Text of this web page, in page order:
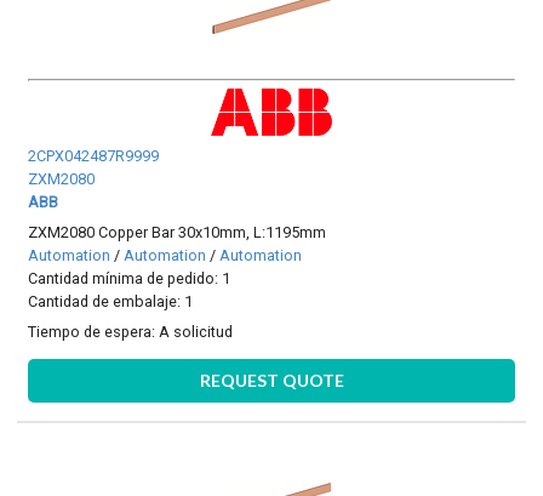
2CPX042487R9999
ZXM2080
ABB
ZXM2080 Copper Bar 30x10mm, L:1195mm
Automation / Automation / Automation
Cantidad mínima de pedido: 1
Cantidad de embalaje: 1
Tiempo de espera:A solicitud
REQUEST QUOTE